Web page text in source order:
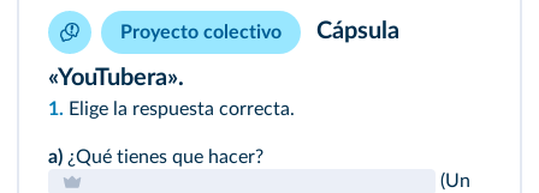
Proyecto colectivo
Cápsula
«YouTubera».
1. Elige la respuesta correcta.
a) ¿Qué tienes que hacer?
(Un